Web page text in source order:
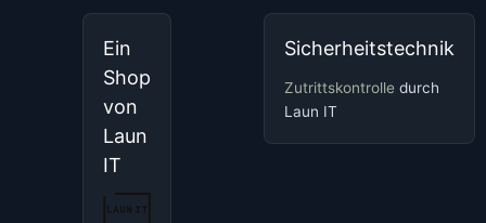
Ein
Shop
von
Laun
IT
Sicherheitstechnik
Zutrittskontrolle durch
Laun IT